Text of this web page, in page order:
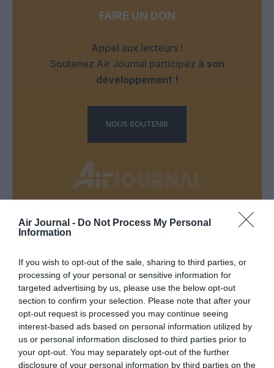
Air Journal - Do Not Process My Personal
Information
If you wish to opt-out of the sale, sharing to third parties, or
processing of your personal or sensitive information for
targeted advertising by us, please use the below opt-out
section to confirm your selection. Please note that after your
opt-out request is processed you may continue seeing
interest-based ads based on personal information utilized by
us or personal information disclosed to third parties prior to
your opt-out. You may separately opt-out of the further
disclosure of your personal information by third parties on the
FAIRE UN DON
Appel aux lecteurs !
Soutenez Air Journal participez à son
développement !
NOUS SOUTENIR
DERNIERS COMMENTAIRES
atplhkt a commenté l'article :
Contrôles aux frontières entre l’Espagne et l’Italie : des
arrivées plus longues, des correspondances à risque
Manfou
Pyramides, croisières et mer Rouge : l’Égypte mise sur